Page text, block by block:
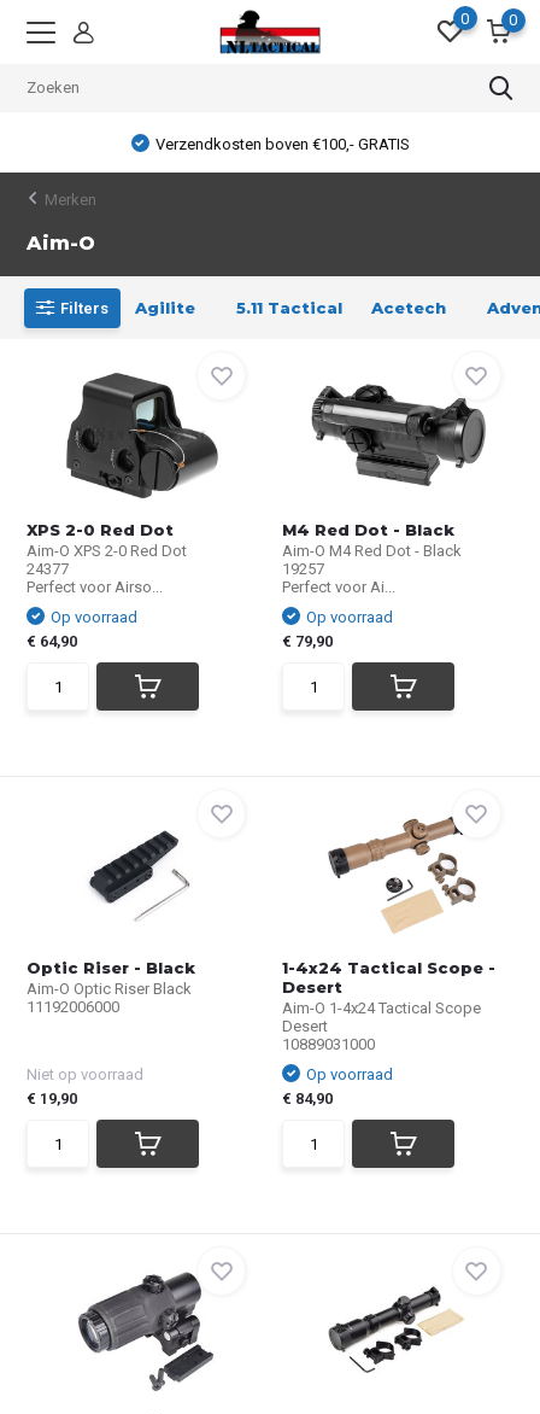
0 0
Verzendkosten boven €100,- GRATIS
Merken
Aim-O
Filters Agilite 5.11 Tactical Acetech
XPS 2-0 Red Dot
Aim-O XPS 2-0 Red Dot
24377
Perfect voor Airso...
Op voorraad
€ 64,90
M4 Red Dot - Black
Aim-O M4 Red Dot - Black
19257
Perfect voor Ai...
Op voorraad
€ 79,90
Optic Riser - Black
Aim-O Optic Riser Black
11192006000
Niet op voorraad
€ 19,90
1-4x24 Tactical Scope -
Desert
Aim-O 1-4x24 Tactical Scope
Desert
10889031000
Op voorraad
€ 84,90